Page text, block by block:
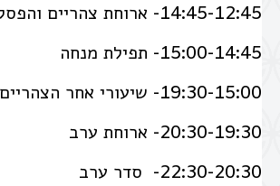
14:45-12:45- ארוחת צהריים והפסקת צהריים
15:00-14:45- תפילת מנחה
19:30-15:00- שיעורי אחר הצהריים
20:30-19:30- ארוחת ערב
22:30-20:30- סדר ערב